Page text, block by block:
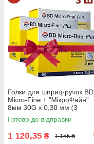
Голки для шприц-ручок BD
Micro-Fine + "МікроФайн"
8мм 30G x 0,30 мм (3
упаковки)
Готово до відправки
1 120,35 ₴ 1 155 ₴